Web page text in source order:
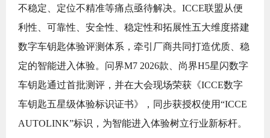
不稳定、定位不精准等痛点亟待解决。ICCE联盟从便
利性、可靠性、安全性、稳定性和拓展性五大维度搭建
数字车钥匙体验评测体系，牵引厂商共同打造优质、稳
定的智能进入体验。问界M7 2026款、尚界H5星闪数字
车钥匙通过首批测评，并在大会现场荣获《ICCE数字
车钥匙五星级体验标识证书》，同步获授权使用“ICCE
AUTOLINK”标识，为智能进入体验树立行业新标杆。